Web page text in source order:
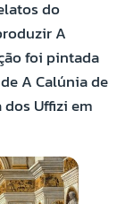
do
A
foi pintada
A Calúnia de
dos Uffizi em